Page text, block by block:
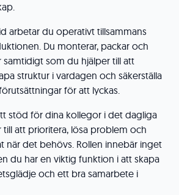
arbetar du operativt tillsammans
Du monterar, packar och
som du hjälper till att
struktur i vardagen och säkerställa
för att lyckas.
stöd för dina kollegor i det dagliga
att prioritera, lösa problem och
när det behövs. Rollen innebär inget
du har en viktig funktion i att skapa
och ett bra samarbete i